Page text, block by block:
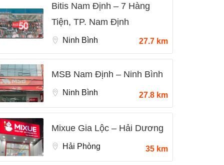
Bitis Nam Định – 7 Hàng
Tiện, TP. Nam Định
Ninh Bình 27.7 km
MSB Nam Định – Ninh Bình
Ninh Bình 27.8 km
Mixue Gia Lộc – Hải Dương
Hải Phòng 35 km